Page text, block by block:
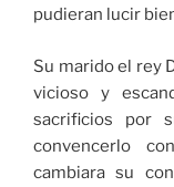
pudieran lucir
Su marido el rey
vicioso y
sacrificios por
convencerlo
cambiara su